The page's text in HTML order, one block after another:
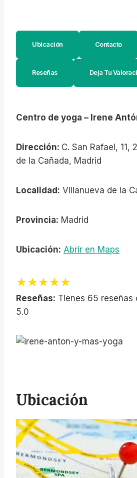
Ubicación Contacto
Reseñas Deja Tu
Centro de yoga – Irene
Dirección: C. San Rafael, 11,
de la Cañada, Madrid
Localidad: Villanueva de la
Provincia: Madrid
Ubicación: Abrir en Maps
★★★★★
Reseñas: Tienes 65 reseñas
5.0
Ubicación